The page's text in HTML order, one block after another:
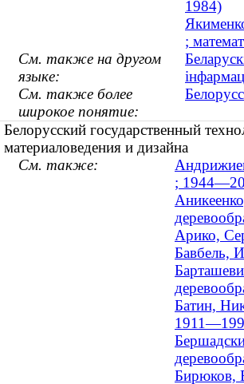
1984)
;
См. также на другом
языке:
См. также более
широкое понятие:
Белорусский государственный
материаловедения и дизайна
См. также:
;
Арико,
Бавбель,
Батин,
Бирюков,